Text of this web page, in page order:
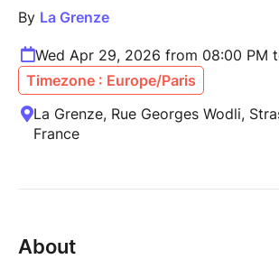
By La Grenze
Wed Apr 29, 2026 from 08:00 PM
Timezone : Europe/Paris
La Grenze, Rue Georges Wodli,
France
About